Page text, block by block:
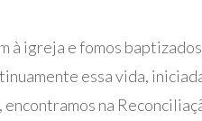
à igreja e fomos
essa vida,
na